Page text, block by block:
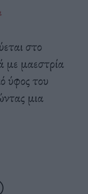
στο
με μαεστρία
ύφος του
μια